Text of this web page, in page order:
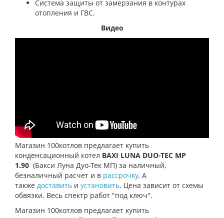
Система защиты от замерзания в контурах
отопления и ГВС.
Видео
Магазин 100котлов предлагает купить
конденсационный котел BAXI LUNA DUO-TEC MP
1.90 (Бакси Луна Дуо-Тек МП) за наличный,
безналичный расчет и в рассрочку. А
также доставить и установить. Цена зависит от схемы
обвязки. Весь спектр работ "под ключ".
Магазин 100котлов предлагает купить